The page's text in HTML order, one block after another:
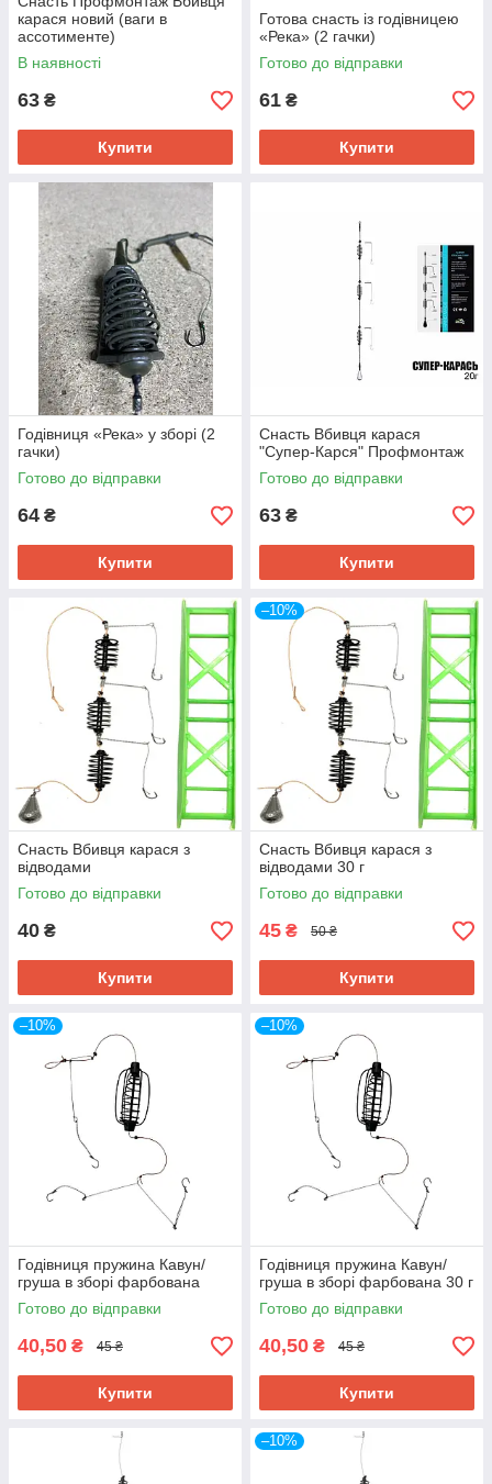
карася новий (ваги в
ассотименте)
В наявності
63 ₴
Купити
Готова снасть із годівницею
«Река» (2 гачки)
Готово до відправки
61 ₴
Купити
Годівниця «Река» у зборі (2
гачки)
Готово до відправки
64 ₴
Купити
Снасть Вбивця карася
"Супер-Карся" Профмонтаж
Готово до відправки
63 ₴
Купити
Снасть Вбивця карася з
відводами
Готово до відправки
40 ₴
Купити
–10%
Снасть Вбивця карася з
відводами 30 г
Готово до відправки
45 ₴ 50 ₴
Купити
–10%
Годівниця пружина Кавун/
груша в зборі фарбована
Готово до відправки
40,50 ₴ 45 ₴
Купити
–10%
Годівниця пружина Кавун/
груша в зборі фарбована 30 г
Готово до відправки
40,50 ₴ 45 ₴
Купити
–10%